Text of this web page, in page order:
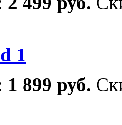
1
1 899 руб.